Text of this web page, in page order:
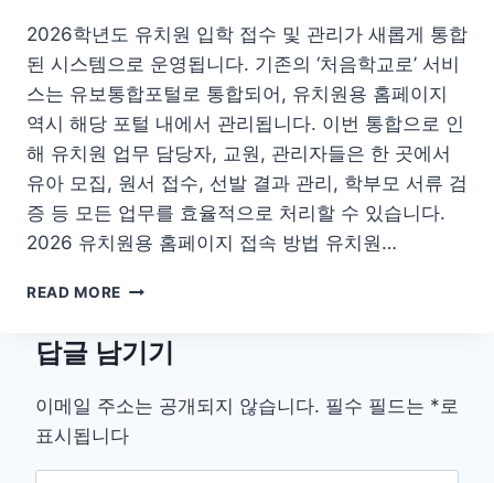
방
법
용
기
간
지
역
2026학년도 유치원 입학 접수 및 관리가 새롭게 통합
된 시스템으로 운영됩니다. 기존의 ‘처음학교로’ 서비
스는 유보통합포털로 통합되어, 유치원용 홈페이지
역시 해당 포털 내에서 관리됩니다. 이번 통합으로 인
해 유치원 업무 담당자, 교원, 관리자들은 한 곳에서
유아 모집, 원서 접수, 선발 결과 관리, 학부모 서류 검
증 등 모든 업무를 효율적으로 처리할 수 있습니다.
2026 유치원용 홈페이지 접속 방법 유치원…
READ MORE 처
교
어
플
유
지
답글 남기기
이메일 주소는 공개되지 않습니다. 필수 필드는 *로
표시됩니다